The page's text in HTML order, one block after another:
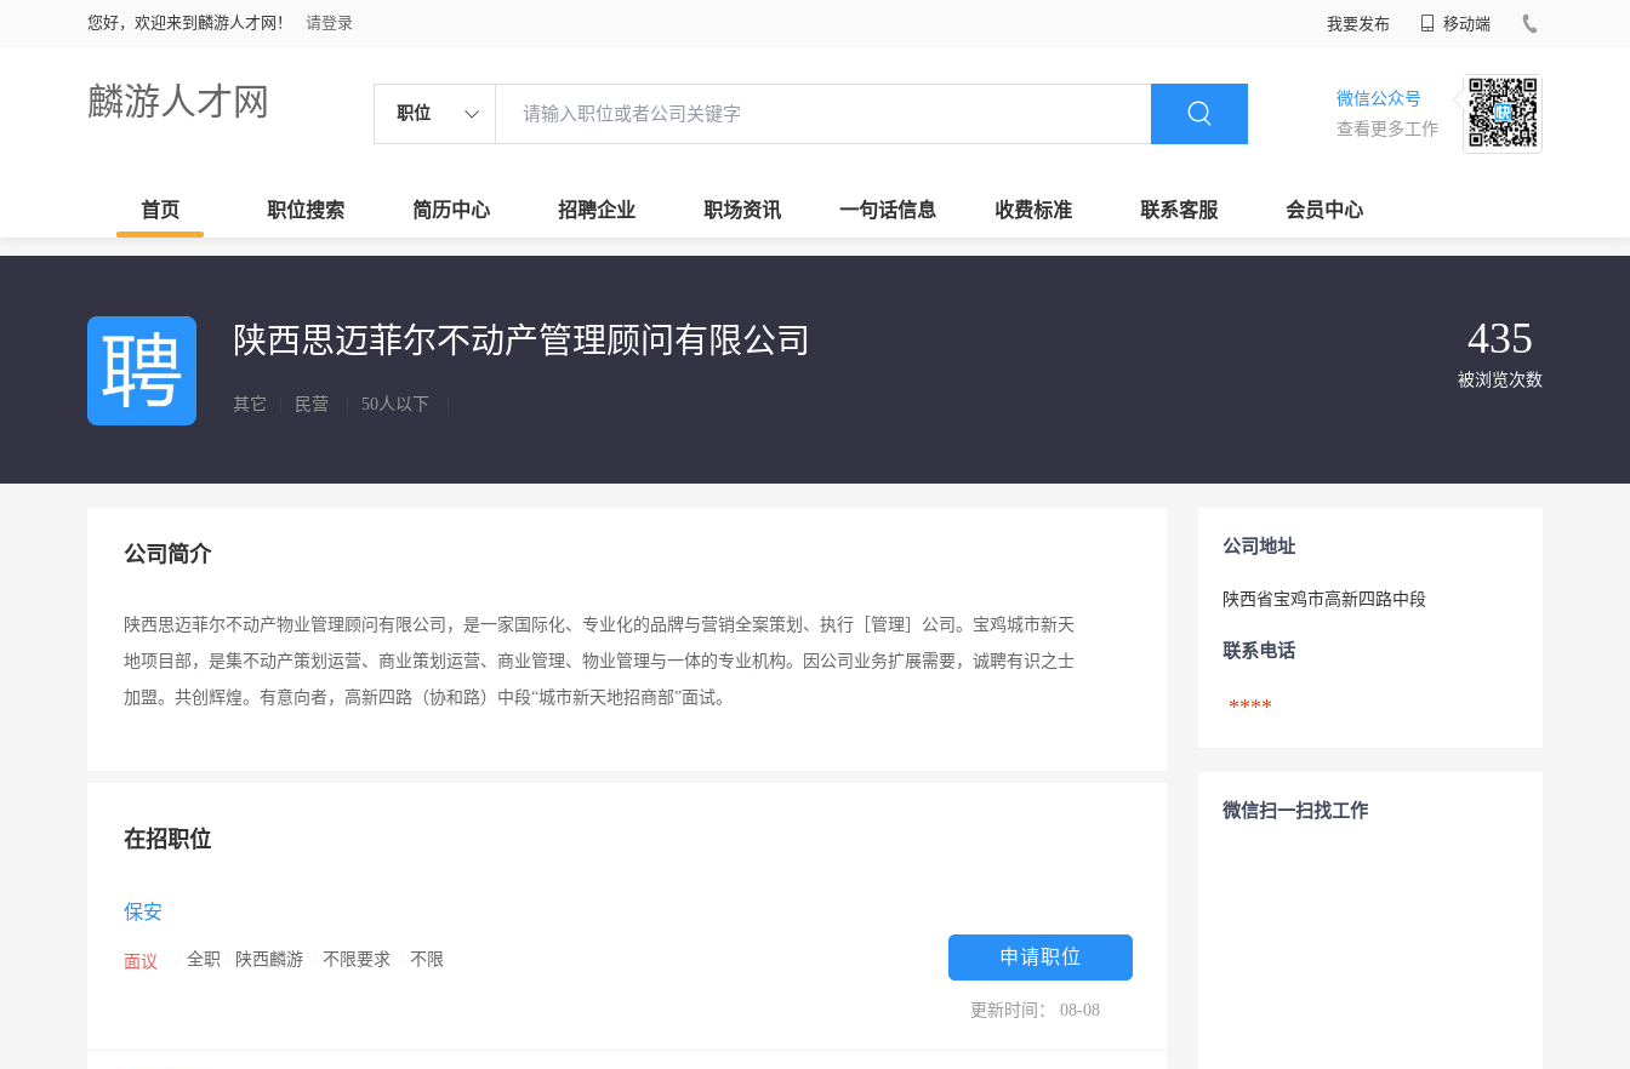
您好，欢迎来到麟游人才网！ 请登录 我要发布 移动端
麟游人才网 职位
微信公众号
查看更多工作
首页 职位搜索 简历中心 招聘企业 职场资讯 一句话信息 收费标准 联系客服 会员中心
陕西思迈菲尔不动产管理顾问有限公司
其它 民营 50人以下
435
被浏览次数
公司简介
陕西思迈菲尔不动产物业管理顾问有限公司，是一家国际化、专业化的品牌与营销全案策划、执行［管理］公司。宝鸡城市新天
地项目部，是集不动产策划运营、商业策划运营、商业管理、物业管理与一体的专业机构。因公司业务扩展需要，诚聘有识之士
加盟。共创辉煌。有意向者，高新四路（协和路）中段“城市新天地招商部”面试。
在招职位
保安
面议 全职 陕西麟游 不限要求 不限 申请职位
更新时间： 08-08
公司地址
陕西省宝鸡市高新四路中段
联系电话
****
微信扫一扫找工作